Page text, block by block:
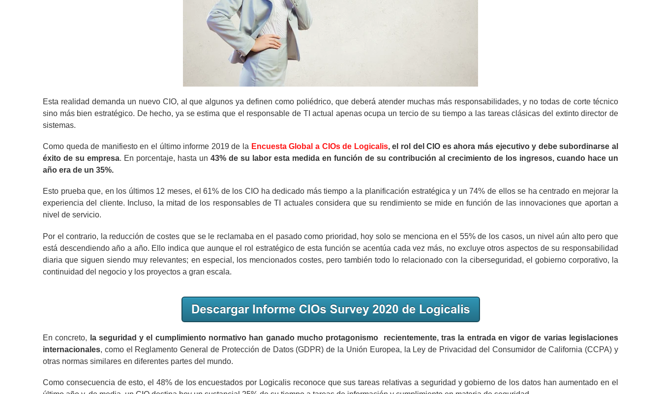
Esta realidad demanda un nuevo CIO, al que algunos ya definen como poliédrico, que deberá atender muchas más responsabilidades, y no todas de corte técnico
sino más bien estratégico. De hecho, ya se estima que el responsable de TI actual apenas ocupa un tercio de su tiempo a las tareas clásicas del extinto director de
sistemas.
Como queda de manifiesto en el último informe 2019 de la Encuesta Global a CIOs de Logicalis, el rol del CIO es ahora más ejecutivo y debe subordinarse al
éxito de su empresa. En porcentaje, hasta un 43% de su labor esta medida en función de su contribución al crecimiento de los ingresos, cuando hace un
año era de un 35%.
Esto prueba que, en los últimos 12 meses, el 61% de los CIO ha dedicado más tiempo a la planificación estratégica y un 74% de ellos se ha centrado en mejorar la
experiencia del cliente. Incluso, la mitad de los responsables de TI actuales considera que su rendimiento se mide en función de las innovaciones que aportan a
nivel de servicio.
Por el contrario, la reducción de costes que se le reclamaba en el pasado como prioridad, hoy solo se menciona en el 55% de los casos, un nivel aún alto pero que
está descendiendo año a año. Ello indica que aunque el rol estratégico de esta función se acentúa cada vez más, no excluye otros aspectos de su responsabilidad
diaria que siguen siendo muy relevantes; en especial, los mencionados costes, pero también todo lo relacionado con la ciberseguridad, el gobierno corporativo, la
continuidad del negocio y los proyectos a gran escala.
En concreto,
la seguridad y el cumplimiento normativo han ganado mucho protagonismo recientemente, tras la entrada en vigor de varias legislaciones
internacionales, como el Reglamento General de Protección de Datos (GDPR) de la Unión Europea, la Ley de Privacidad del Consumidor de California (CCPA) y
otras normas similares en diferentes partes del mundo.
Como consecuencia de esto, el 48% de los encuestados por Logicalis reconoce que sus tareas relativas a seguridad y gobierno de los datos han aumentado en el